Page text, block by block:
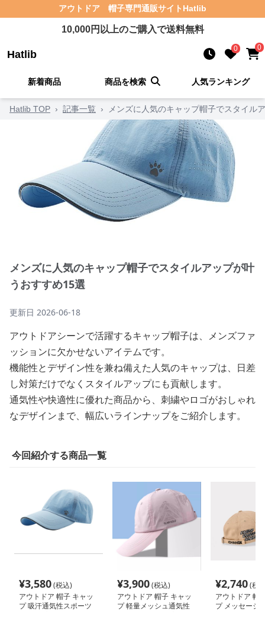
アウトドア 帽子専門通販サイト Hatlib
10,000円以上のご購入で送料無料
Hatlib 0 0
新着商品 商品を検索 人気ランキング
Hatlib TOP › 記事一覧 › メンズに人気のキャップ帽子でスタイル
メンズに人気のキャップ帽子でスタイルアップが叶
うおすすめ15選
更新日 2026-06-18
アウトドアシーンで活躍するキャップ帽子は、メンズファ
ッションに欠かせないアイテムです。
機能性とデザイン性を兼ね備えた人気のキャップは、日差
し対策だけでなくスタイルアップにも貢献します。
通気性や快適性に優れた商品から、刺繍やロゴがおしゃれ
なデザインまで、幅広いラインナップをご紹介します。
今回紹介する商品一覧
¥3,580(税込)
アウトドア 帽子 キャッ
プ 吸汗通気性スポーツ
¥3,900(税込)
アウトドア 帽子 キャッ
プ 軽量メッシュ通気性
¥2,740(税
アウトドア 帽
プ メッセージ